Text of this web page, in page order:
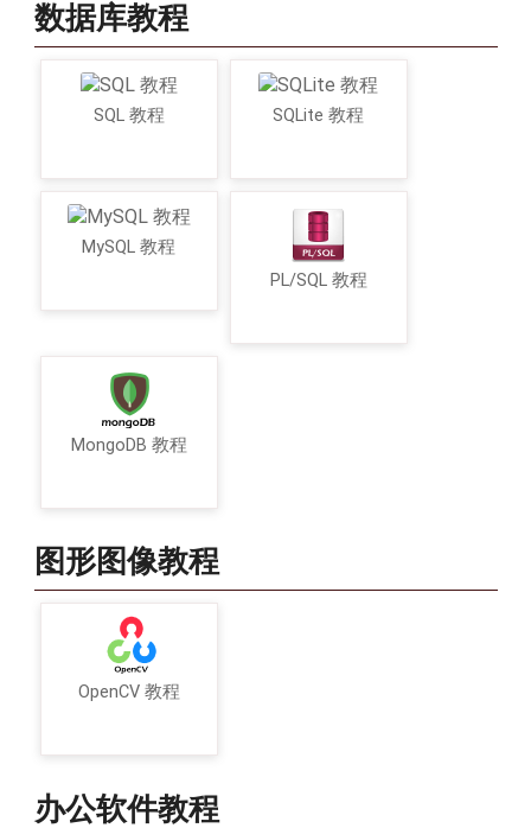
数据库教程
SQL 教程 SQLite 教程
MySQL 教程
PL/SQL 教程
MongoDB 教程
图形图像教程
OpenCV 教程
办公软件教程